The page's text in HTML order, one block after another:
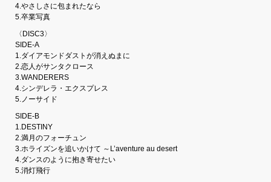
4.やさしさに包まれたなら
5.卒業写真
〈DISC3〉
SIDE-A
1.ダイアモンドダストが消えぬまに
2.恋人がサンタクロース
3.WANDERERS
4.シンデレラ・エクスプレス
5.ノーサイド
SIDE-B
1.DESTINY
2.満月のフォーチュン
3.ホライズンを追いかけて ～L’aventure au desert
4.ダンスのように抱き寄せたい
5.消灯飛行